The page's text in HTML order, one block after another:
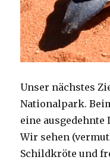
Unser nächstes
Nationalpark.
eine ausgedehnte
Wir sehen
Schildkröte und